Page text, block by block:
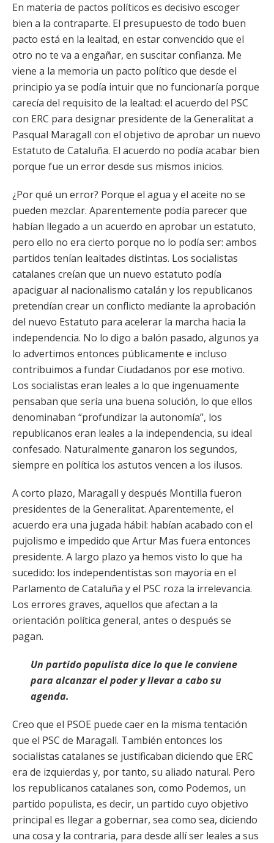
En materia de pactos políticos es decisivo escoger
bien a la contraparte. El presupuesto de todo buen
pacto está en la lealtad, en estar convencido que el
otro no te va a engañar, en suscitar confianza. Me
viene a la memoria un pacto político que desde el
principio ya se podía intuir que no funcionaría porque
carecía del requisito de la lealtad: el acuerdo del PSC
con ERC para designar presidente de la Generalitat a
Pasqual Maragall con el objetivo de aprobar un nuevo
Estatuto de Cataluña. El acuerdo no podía acabar bien
porque fue un error desde sus mismos inicios.
¿Por qué un error? Porque el agua y el aceite no se
pueden mezclar. Aparentemente podía parecer que
habían llegado a un acuerdo en aprobar un estatuto,
pero ello no era cierto porque no lo podía ser: ambos
partidos tenían lealtades distintas. Los socialistas
catalanes creían que un nuevo estatuto podía
apaciguar al nacionalismo catalán y los republicanos
pretendían crear un conflicto mediante la aprobación
del nuevo Estatuto para acelerar la marcha hacia la
independencia. No lo digo a balón pasado, algunos ya
lo advertimos entonces públicamente e incluso
contribuimos a fundar Ciudadanos por ese motivo.
Los socialistas eran leales a lo que ingenuamente
pensaban que sería una buena solución, lo que ellos
denominaban “profundizar la autonomía”, los
republicanos eran leales a la independencia, su ideal
confesado. Naturalmente ganaron los segundos,
siempre en política los astutos vencen a los ilusos.
A corto plazo, Maragall y después Montilla fueron
presidentes de la Generalitat. Aparentemente, el
acuerdo era una jugada hábil: habían acabado con el
pujolismo e impedido que Artur Mas fuera entonces
presidente. A largo plazo ya hemos visto lo que ha
sucedido: los independentistas son mayoría en el
Parlamento de Cataluña y el PSC roza la irrelevancia.
Los errores graves, aquellos que afectan a la
orientación política general, antes o después se
pagan.
Un partido populista dice lo que le conviene
para alcanzar el poder y llevar a cabo su
agenda.
Creo que el PSOE puede caer en la misma tentación
que el PSC de Maragall. También entonces los
socialistas catalanes se justificaban diciendo que ERC
era de izquierdas y, por tanto, su aliado natural. Pero
los republicanos catalanes son, como Podemos, un
partido populista, es decir, un partido cuyo objetivo
principal es llegar a gobernar, sea como sea, diciendo
una cosa y la contraria, para desde allí ser leales a sus